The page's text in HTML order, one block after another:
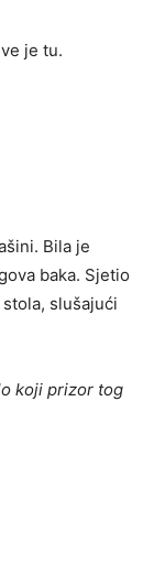
je tu.
Bila je
baka. Sjetio
slušajući
koji prizor tog